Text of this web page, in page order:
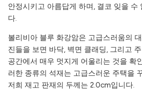
안정시키고 아름답게 하며, 결코 잊을 수
다.
볼리비아 블루 화강암은 고급스러움의
진들을 보면 바닥, 벽면 클래딩, 그리고
공간에서 매우 멋지게 어울리는 것을 확
러한 종류의 석재는 고급스러운 주택을
저희 재고 판재의 두께는 2.0cm입니다.